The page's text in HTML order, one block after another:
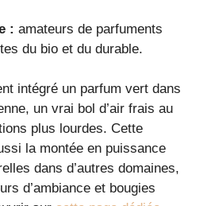
: amateurs de parfuments
du bio et du durable.
intégré un parfum vert dans
un vrai bol d’air frais au
plus lourdes. Cette
la montée en puissance
dans d’autres domaines,
d’ambiance et bougies